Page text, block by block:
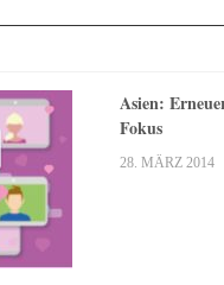
Asien:
Fokus
28. MÄRZ 2014